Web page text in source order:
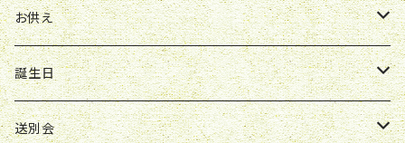
お供え
アレンジ
ボックスアレンジ
花束
アレンジ
ボックスアレンジ
お供え
花束
アレンジ
誕生日
花束
送別会